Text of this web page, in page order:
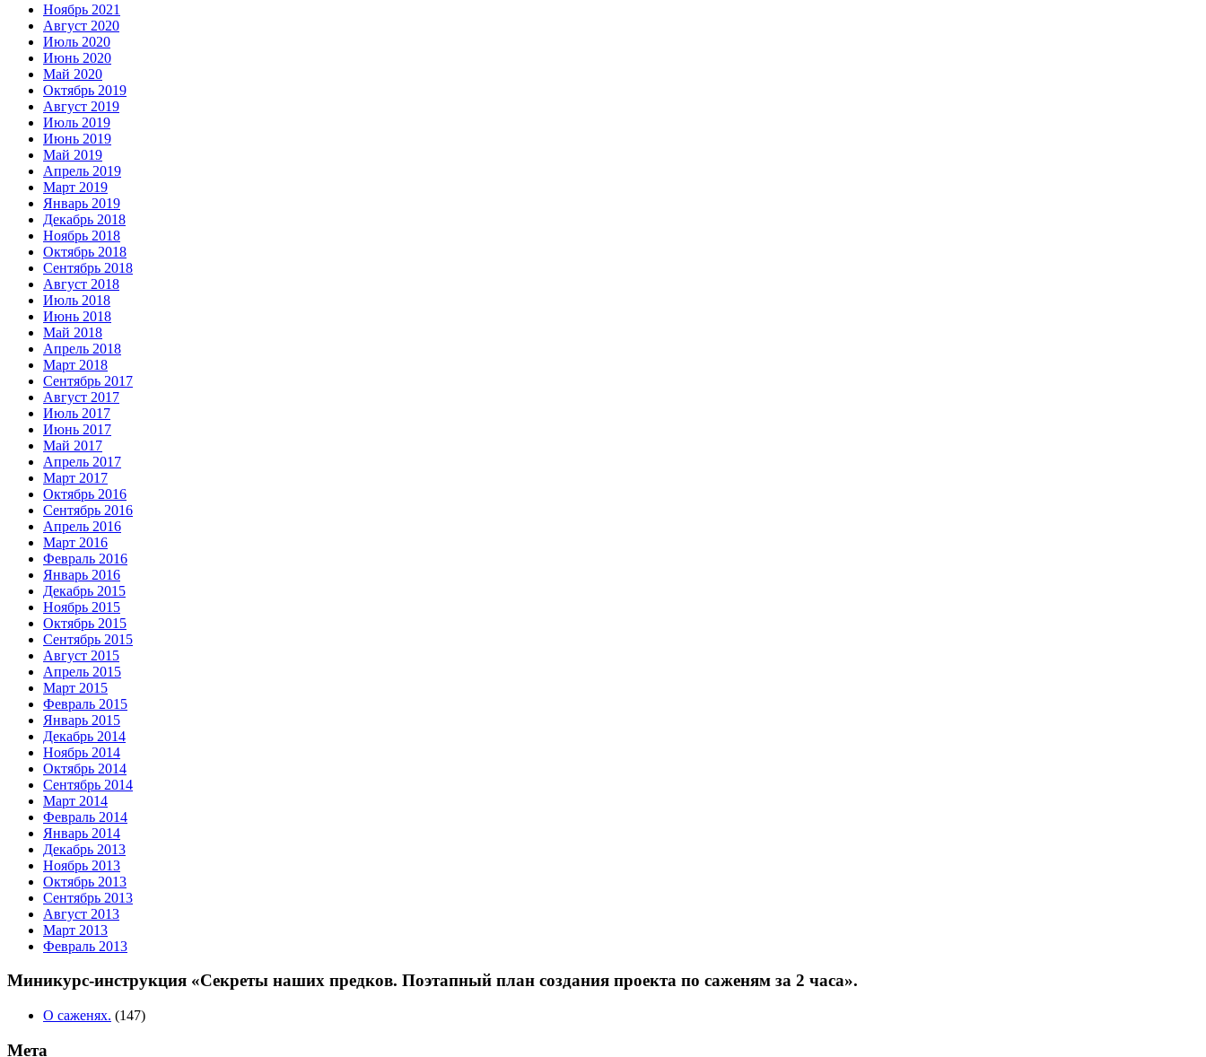
Ноябрь 2021
Август 2020
Июль 2020
Июнь 2020
Май 2020
Октябрь 2019
Август 2019
Июль 2019
Июнь 2019
Май 2019
Апрель 2019
Март 2019
Январь 2019
Декабрь 2018
Ноябрь 2018
Октябрь 2018
Сентябрь 2018
Август 2018
Июль 2018
Июнь 2018
Май 2018
Апрель 2018
Март 2018
Сентябрь 2017
Август 2017
Июль 2017
Июнь 2017
Май 2017
Апрель 2017
Март 2017
Октябрь 2016
Сентябрь 2016
Апрель 2016
Март 2016
Февраль 2016
Январь 2016
Декабрь 2015
Ноябрь 2015
Октябрь 2015
Сентябрь 2015
Август 2015
Апрель 2015
Март 2015
Февраль 2015
Январь 2015
Декабрь 2014
Ноябрь 2014
Октябрь 2014
Сентябрь 2014
Март 2014
Февраль 2014
Январь 2014
Декабрь 2013
Ноябрь 2013
Октябрь 2013
Сентябрь 2013
Август 2013
Март 2013
Февраль 2013
Миникурс-инструкция «Секреты наших предков. Поэтапный план создания проекта по саженям за 2 часа».
О саженях. (147)
Мета